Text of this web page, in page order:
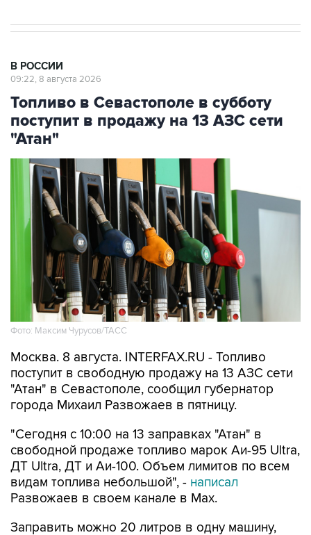
Топливо в Севастополе в субботу
поступит в продажу на 13 АЗС сети
"Атан"
Фото: Максим Чурусов/ТАСС
Москва. 8 августа. INTERFAX.RU - Топливо
"Атан" в Севастополе, сообщил губернатор
города Михаил Развожаев в пятницу.
"Сегодня с 10:00 на 13 заправках "Атан" в
ДТ Ultra, ДТ и Аи-100. Объем лимитов по всем
видам топлива небольшой", - написал
Развожаев в своем канале в Max.
Заправить можно 20 литров в одну машину,